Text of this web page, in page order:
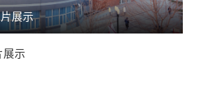
展示
展示